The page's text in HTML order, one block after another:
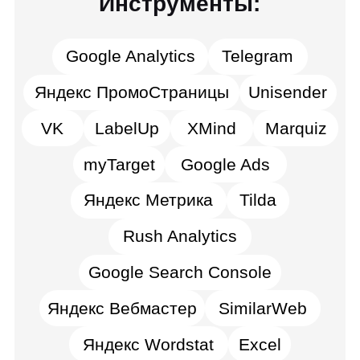
Составление медиаплана
Настройка таргетированной рекламы
Настройка контекстной рекламы (Яндекс
Директ, Google Ads)
Сбор аналитики (Яндекс Метрика, Google
Навыки:
со специалистом